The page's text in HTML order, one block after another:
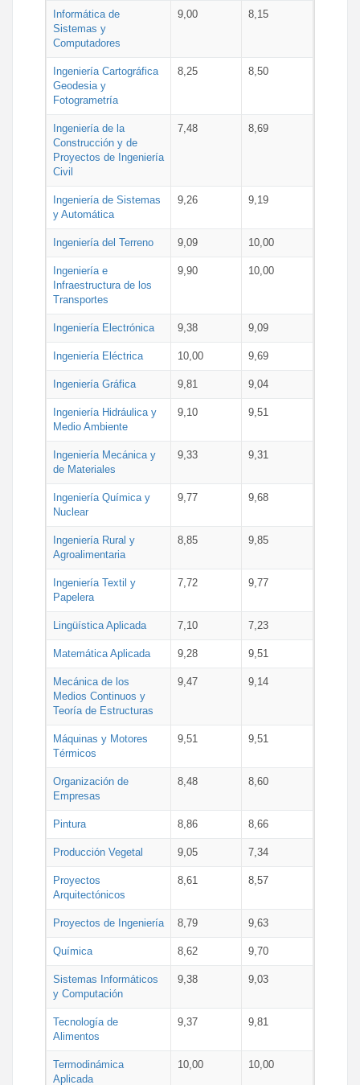
Informática de
Sistemas y
Computadores
9,00 8,15
Ingeniería Cartográfica
Geodesia y
Fotogrametría
8,25 8,50
Ingeniería de la
Construcción y de
Proyectos de Ingeniería
Civil
7,48 8,69
Ingeniería de Sistemas
y Automática
9,26 9,19
Ingeniería del Terreno 9,09 10,00
Ingeniería e
Infraestructura de los
Transportes
9,90 10,00
Ingeniería Electrónica 9,38 9,09
Ingeniería Eléctrica 10,00 9,69
Ingeniería Gráfica 9,81 9,04
Ingeniería Hidráulica y
Medio Ambiente
9,10 9,51
Ingeniería Mecánica y
de Materiales
9,33 9,31
Ingeniería Química y
Nuclear
9,77 9,68
Ingeniería Rural y
Agroalimentaria
8,85 9,85
Ingeniería Textil y
Papelera
7,72 9,77
Lingüística Aplicada 7,10 7,23
Matemática Aplicada 9,28 9,51
Mecánica de los
Medios Continuos y
Teoría de Estructuras
9,47 9,14
Máquinas y Motores
Térmicos
9,51 9,51
Organización de
Empresas
8,48 8,60
Pintura 8,86 8,66
Producción Vegetal 9,05 7,34
Proyectos
Arquitectónicos
8,61 8,57
Proyectos de Ingeniería 8,79 9,63
Química 8,62 9,70
Sistemas Informáticos
y Computación
9,38 9,03
Tecnología de
Alimentos
9,37 9,81
Termodinámica
Aplicada
10,00 10,00